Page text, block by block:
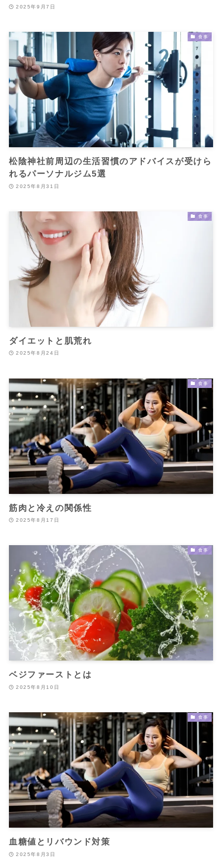
2025年9月7日
食事
松陰神社前周辺の生活習慣のアドバイスが受けら
れるパーソナルジム5選
2025年8月31日
食事
ダイエットと肌荒れ
2025年8月24日
食事
筋肉と冷えの関係性
2025年8月17日
食事
ベジファーストとは
2025年8月10日
食事
血糖値とリバウンド対策
2025年8月3日